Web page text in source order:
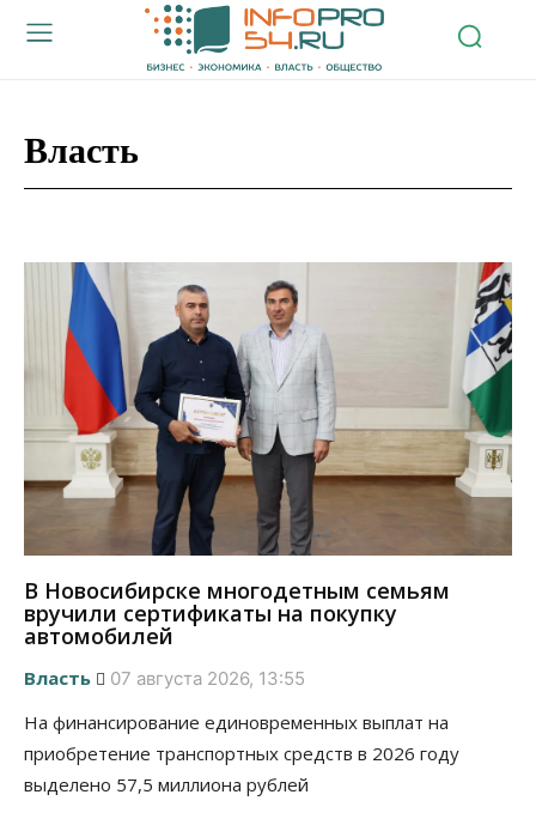
Власть
В Новосибирске многодетным семьям
вручили сертификаты на покупку
автомобилей
Власть 07 августа 2026, 13:55
На финансирование единовременных выплат на
приобретение транспортных средств в 2026 году
выделено 57,5 миллиона рублей